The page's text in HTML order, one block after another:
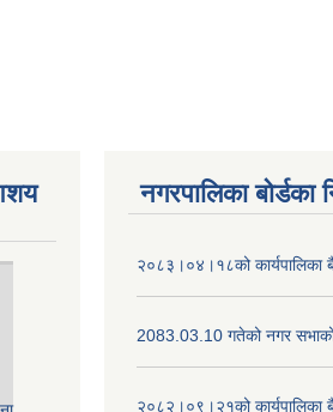
नगरपालिका बोर्डका
२०८३।०४।१८को कार्यपालिका
2083.03.10 गतेको नगर
२०८२।०९।२१को कार्यपालिका